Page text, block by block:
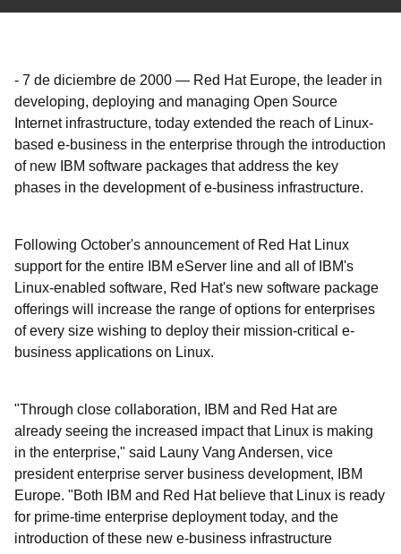
- 7 de diciembre de 2000 — Red Hat Europe, the leader in
developing, deploying and managing Open Source
Internet infrastructure, today extended the reach of Linux-
based e-business in the enterprise through the introduction
of new IBM software packages that address the key
phases in the development of e-business infrastructure.
Following October's announcement of Red Hat Linux
support for the entire IBM eServer line and all of IBM's
Linux-enabled software, Red Hat's new software package
offerings will increase the range of options for enterprises
of every size wishing to deploy their mission-critical e-
business applications on Linux.
"Through close collaboration, IBM and Red Hat are
already seeing the increased impact that Linux is making
in the enterprise," said Launy Vang Andersen, vice
president enterprise server business development, IBM
Europe. "Both IBM and Red Hat believe that Linux is ready
for prime-time enterprise deployment today, and the
introduction of these new e-business infrastructure